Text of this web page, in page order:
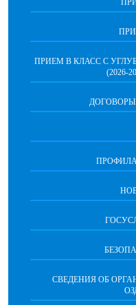
ПРИЕМ В КЛАСС С
(2026-
СВЕДЕНИЯ ОБ